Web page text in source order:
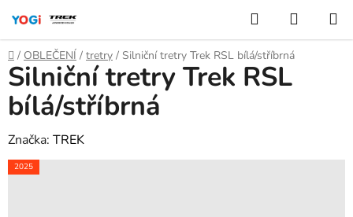
obsah
Hledat
KOŠÍK
Domů
/ OBLEČENÍ / tretry / Silniční tretry Trek RSL bílá/stříbrná
Silniční tretry Trek RSL
bílá/stříbrná
Značka: TREK
2025